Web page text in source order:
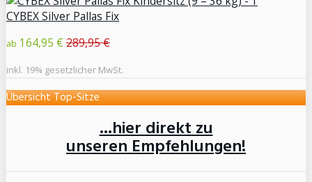
CYBEX Silver Pallas Fix
ab 164,95 € 289,95 €
inkl. 19% gesetzlicher MwSt.
Übersicht Top-Sitze
...hier direkt zu
unseren Empfehlungen!